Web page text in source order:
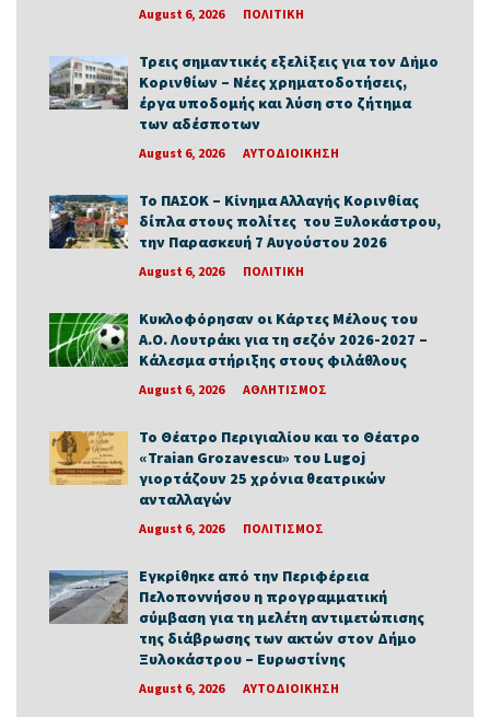
August 6, 2026 ΠΟΛΙΤΙΚΗ
Τρεις σημαντικές εξελίξεις για τον Δήμο
Κορινθίων – Νέες χρηματοδοτήσεις,
έργα υποδομής και λύση στο ζήτημα
των αδέσποτων
August 6, 2026 ΑΥΤΟΔΙΟΙΚΗΣΗ
Το ΠΑΣΟΚ – Κίνημα Αλλαγής Κορινθίας
δίπλα στους πολίτες του Ξυλοκάστρου,
την Παρασκευή 7 Αυγούστου 2026
August 6, 2026 ΠΟΛΙΤΙΚΗ
Κυκλοφόρησαν οι Κάρτες Μέλους του
Α.Ο. Λουτράκι για τη σεζόν 2026-2027 –
Κάλεσμα στήριξης στους φιλάθλους
August 6, 2026 ΑΘΛΗΤΙΣΜΟΣ
Το Θέατρο Περιγιαλίου και το Θέατρο
«Traian Grozavescu» του Lugoj
γιορτάζουν 25 χρόνια θεατρικών
ανταλλαγών
August 6, 2026 ΠΟΛΙΤΙΣΜΟΣ
Εγκρίθηκε από την Περιφέρεια
Πελοποννήσου η προγραμματική
σύμβαση για τη μελέτη αντιμετώπισης
της διάβρωσης των ακτών στον Δήμο
Ξυλοκάστρου – Ευρωστίνης
August 6, 2026 ΑΥΤΟΔΙΟΙΚΗΣΗ